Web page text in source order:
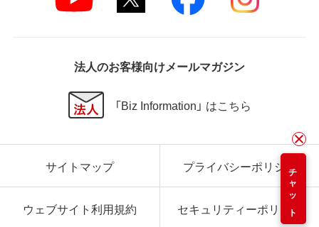
チャット
法人のお客様向けメールマガジン
「Biz Information」 はこちら
サイトマップ プライバシーポリシー
ウェブサイト利用規約 セキュリティーポリシー